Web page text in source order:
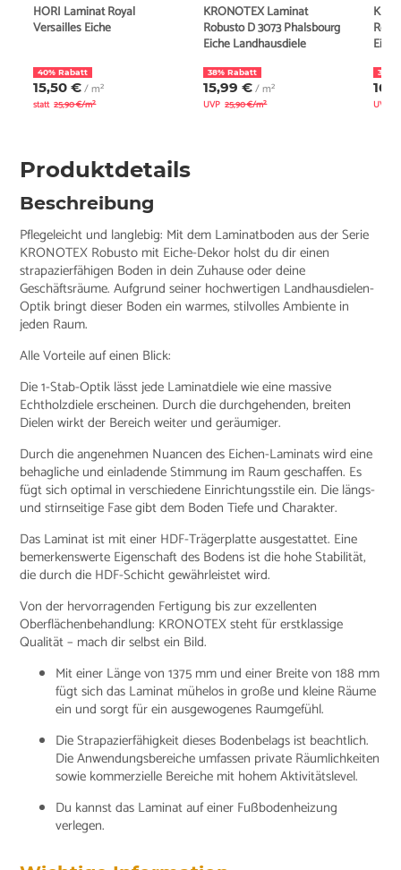
HORI Laminat Royal
Versailles Eiche
40% Rabatt
15,50 €/ m²
statt 25,90 €/m²
KRONOTEX Laminat
Robusto D 3073 Phalsbourg
Eiche Landhausdiele
38% Rabatt
15,99 €/ m²
UVP 25,90 €/m²
38%
UVP
Produktdetails
Beschreibung
Pflegeleicht und langlebig: Mit dem Laminatboden aus der Serie
KRONOTEX Robusto mit Eiche-Dekor holst du dir einen
strapazierfähigen Boden in dein Zuhause oder deine
Geschäftsräume. Aufgrund seiner hochwertigen Landhausdielen-
Optik bringt dieser Boden ein warmes, stilvolles Ambiente in
jeden Raum.
Alle Vorteile auf einen Blick:
Die 1-Stab-Optik lässt jede Laminatdiele wie eine massive
Echtholzdiele erscheinen. Durch die durchgehenden, breiten
Dielen wirkt der Bereich weiter und geräumiger.
Durch die angenehmen Nuancen des Eichen-Laminats wird eine
behagliche und einladende Stimmung im Raum geschaffen. Es
fügt sich optimal in verschiedene Einrichtungsstile ein. Die längs-
und stirnseitige Fase gibt dem Boden Tiefe und Charakter.
Das Laminat ist mit einer HDF-Trägerplatte ausgestattet. Eine
bemerkenswerte Eigenschaft des Bodens ist die hohe Stabilität,
die durch die HDF-Schicht gewährleistet wird.
Von der hervorragenden Fertigung bis zur exzellenten
Oberflächenbehandlung: KRONOTEX steht für erstklassige
Qualität – mach dir selbst ein Bild.
Mit einer Länge von 1375 mm und einer Breite von 188 mm
fügt sich das Laminat mühelos in große und kleine Räume
ein und sorgt für ein ausgewogenes Raumgefühl.
Die Strapazierfähigkeit dieses Bodenbelags ist beachtlich.
Die Anwendungsbereiche umfassen private Räumlichkeiten
sowie kommerzielle Bereiche mit hohem Aktivitätslevel.
Du kannst das Laminat auf einer Fußbodenheizung
verlegen.